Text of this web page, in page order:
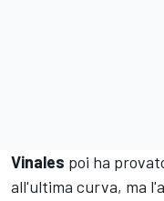
Vinales poi ha
all'ultima curva, ma